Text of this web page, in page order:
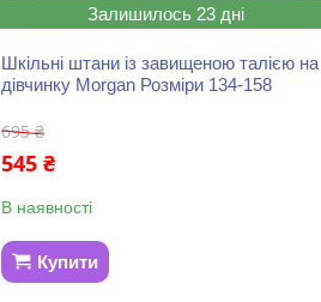
Залишилось 23 дні
Шкільні штани із завищеною талією на
дівчинку Morgan Розміри 134-158
695 ₴
545 ₴
В наявності
Купити